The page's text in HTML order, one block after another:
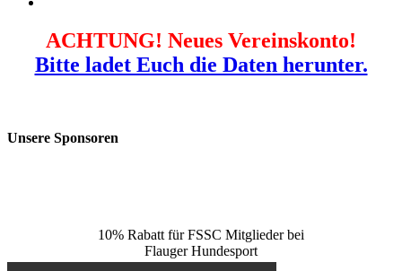
ACHTUNG! Neues Vereinskonto!
Bitte ladet Euch die Daten herunter.
Unsere Sponsoren
10% Rabatt für FSSC Mitglieder bei
Flauger Hundesport